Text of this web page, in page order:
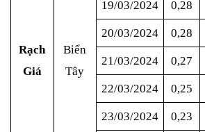
Rạch
Giá
Biển
Tây
19/03/2024 0,28
20/03/2024 0,28
21/03/2024 0,27
22/03/2024 0,25
23/03/2024 0,23